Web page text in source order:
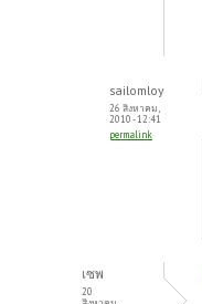
sailomloy
26 สิงหาคม,
2010 - 12:41
permalink
เซพ
20